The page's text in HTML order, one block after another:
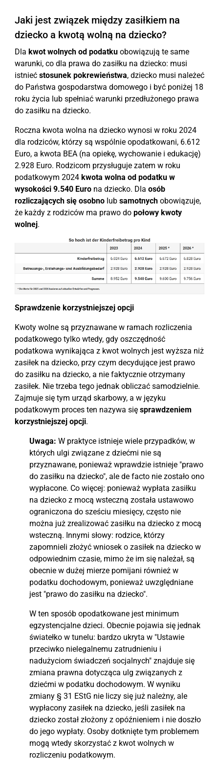
Jaki jest związek między zasiłkiem na
dziecko a kwotą wolną na dziecko?
Dla kwot wolnych od podatku obowiązują te same
warunki, co dla prawa do zasiłku na dziecko: musi
istnieć stosunek pokrewieństwa, dziecko musi należeć
do Państwa gospodarstwa domowego i być poniżej 18
roku życia lub spełniać warunki przedłużonego prawa
do zasiłku na dziecko.
Roczna kwota wolna na dziecko wynosi w roku 2024
dla rodziców, którzy są wspólnie opodatkowani, 6.612
Euro, a kwota BEA (na opiekę, wychowanie i edukację)
2.928 Euro. Rodzicom przysługuje zatem w roku
podatkowym 2024 kwota wolna od podatku w
wysokości 9.540 Euro na dziecko. Dla osób
rozliczających się osobno lub samotnych obowiązuje,
że każdy z rodziców ma prawo do połowy kwoty
wolnej.
Sprawdzenie korzystniejszej opcji
Kwoty wolne są przyznawane w ramach rozliczenia
podatkowego tylko wtedy, gdy oszczędność
podatkowa wynikająca z kwot wolnych jest wyższa niż
zasiłek na dziecko, przy czym decydujące jest prawo
do zasiłku na dziecko, a nie faktycznie otrzymany
zasiłek. Nie trzeba tego jednak obliczać samodzielnie.
Zajmuje się tym urząd skarbowy, a w języku
podatkowym proces ten nazywa się sprawdzeniem
korzystniejszej opcji.
Uwaga: W praktyce istnieje wiele przypadków, w
których ulgi związane z dziećmi nie są
przyznawane, ponieważ wprawdzie istnieje "prawo
do zasiłku na dziecko", ale de facto nie zostało ono
wypłacone. Co więcej: ponieważ wypłata zasiłku
na dziecko z mocą wsteczną została ustawowo
ograniczona do sześciu miesięcy, często nie
można już zrealizować zasiłku na dziecko z mocą
wsteczną. Innymi słowy: rodzice, którzy
zapomnieli złożyć wniosek o zasiłek na dziecko w
odpowiednim czasie, mimo że im się należał, są
obecnie w dużej mierze pomijani również w
podatku dochodowym, ponieważ uwzględniane
jest "prawo do zasiłku na dziecko".
W ten sposób opodatkowane jest minimum
egzystencjalne dzieci. Obecnie pojawia się jednak
światełko w tunelu: bardzo ukryta w "Ustawie
przeciwko nielegalnemu zatrudnieniu i
nadużyciom świadczeń socjalnych" znajduje się
zmiana prawna dotycząca ulg związanych z
dziećmi w podatku dochodowym. W wyniku
zmiany § 31 EStG nie liczy się już należny, ale
wypłacony zasiłek na dziecko, jeśli zasiłek na
dziecko został złożony z opóźnieniem i nie doszło
do jego wypłaty. Osoby dotknięte tym problemem
mogą wtedy skorzystać z kwot wolnych w
rozliczeniu podatkowym.